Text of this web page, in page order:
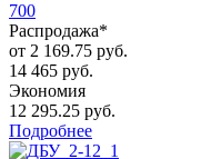
700
Распродажа*
от 2 169.75 руб.
14 465 руб.
Экономия
12 295.25 руб.
Подробнее